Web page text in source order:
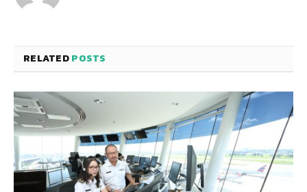
RELATEDPOSTS